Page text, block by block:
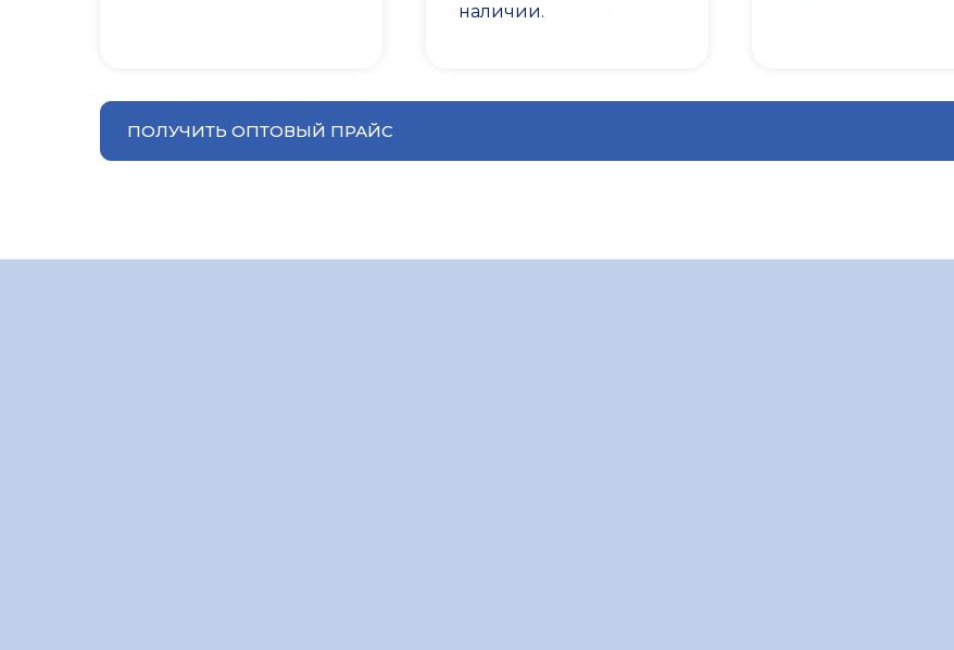
наличии.
ПОЛУЧИТЬ ОПТОВЫЙ ПРАЙС